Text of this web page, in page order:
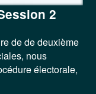
2
de de deuxième
nous
électorale,